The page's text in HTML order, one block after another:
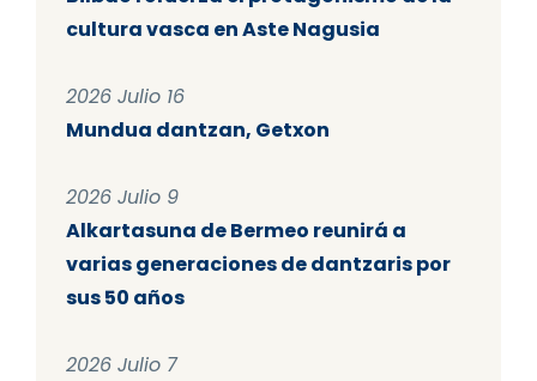
cultura vasca en Aste Nagusia
2026 Julio 16
Mundua dantzan, Getxon
2026 Julio 9
Alkartasuna de Bermeo reunirá a
varias generaciones de dantzaris por
sus 50 años
2026 Julio 7